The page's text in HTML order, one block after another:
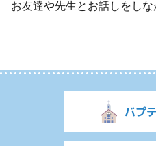
お友達や先生とお話しをしな
バプ